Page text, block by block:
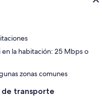
la habitación: 25 Mbps o
zonas comunes
de transporte